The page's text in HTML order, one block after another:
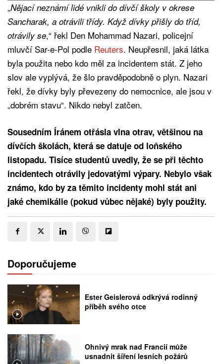
„Nějací neznámí lidé vnikli do dívčí školy v okrese
Sancharak, a otrávili třídy. Když dívky přišly do tříd,
otrávily se,“ řekl Den Mohammad Nazari, policejní
mluvčí Sar-e-Pol podle Reuters. Neupřesnil, jaká látka
byla použita nebo kdo měl za incidentem stát. Z jeho
slov ale vyplývá, že šlo pravděpodobně o plyn. Nazari
řekl, že dívky byly převezeny do nemocnice, ale jsou v
„dobrém stavu“. Nikdo nebyl zatčen.
Sousedním Íránem otřásla vlna otrav, většinou na
dívčích školách, která se datuje od loňského
listopadu. Tisíce studentů uvedly, že se při těchto
incidentech otrávily jedovatými výpary. Nebylo však
známo, kdo by za těmito incidenty mohl stát ani
jaké chemikálie (pokud vůbec nějaké) byly použity.
Doporučujeme
Ester Geislerová odkrývá rodinný
příběh svého otce
Ohnivý mrak nad Francií může
usnadnit šíření lesních požárů